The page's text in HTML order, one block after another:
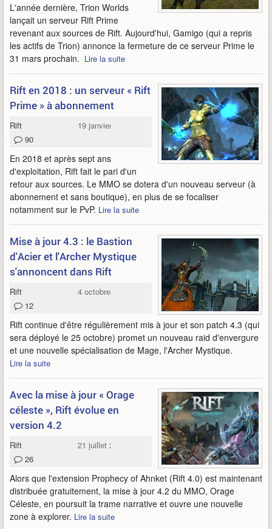
L'année dernière, Trion Worlds
lançait un serveur Rift Prime
revenant aux sources de Rift. Aujourd'hui, Gamigo (qui a repris
les actifs de Trion) annonce la fermeture de ce serveur Prime le
31 mars prochain. Lire la suite
Rift en 2018 : un serveur « Rift
Prime » à abonnement
Rift
19 janvier 2018
90
En 2018 et après sept ans
d'exploitation, Rift fait le pari d'un
retour aux sources. Le MMO se dotera d'un nouveau serveur (à
abonnement et sans boutique), en plus de se focaliser
notamment sur le PvP. Lire la suite
Mise à jour 4.3 : le Bastion
d'Acier et l'Archer Mystique
s'annoncent dans Rift
Rift
4 octobre 2017
12
Rift continue d'être régulièrement mis à jour et son patch 4.3 (qui
sera déployé le 25 octobre) promet un nouveau raid d'envergure
et une nouvelle spécialisation de Mage, l'Archer Mystique.
Lire la suite
Avec la mise à jour « Orage
céleste », Rift évolue en
version 4.2
Rift
21 juillet 2017
26
Alors que l'extension Prophecy of Ahnket (Rift 4.0) est maintenant
distribuée gratuitement, la mise à jour 4.2 du MMO, Orage
Céleste, en poursuit la trame narrative et ouvre une nouvelle
zone à explorer. Lire la suite